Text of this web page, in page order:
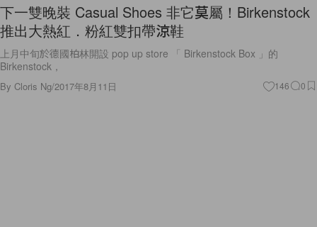
下一雙晚裝 Casual Shoes 非它莫屬！Birkenstock
推出大熱紅．粉紅雙扣帶涼鞋
上月中旬於德國柏林開設 pop up store 「 Birkenstock Box 」的
Birkenstock，
By Cloris Ng/2017年8月11日 146 0